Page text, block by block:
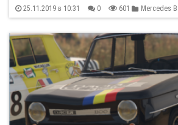
25.11.2019 в 10:31 0 601 Mercedes